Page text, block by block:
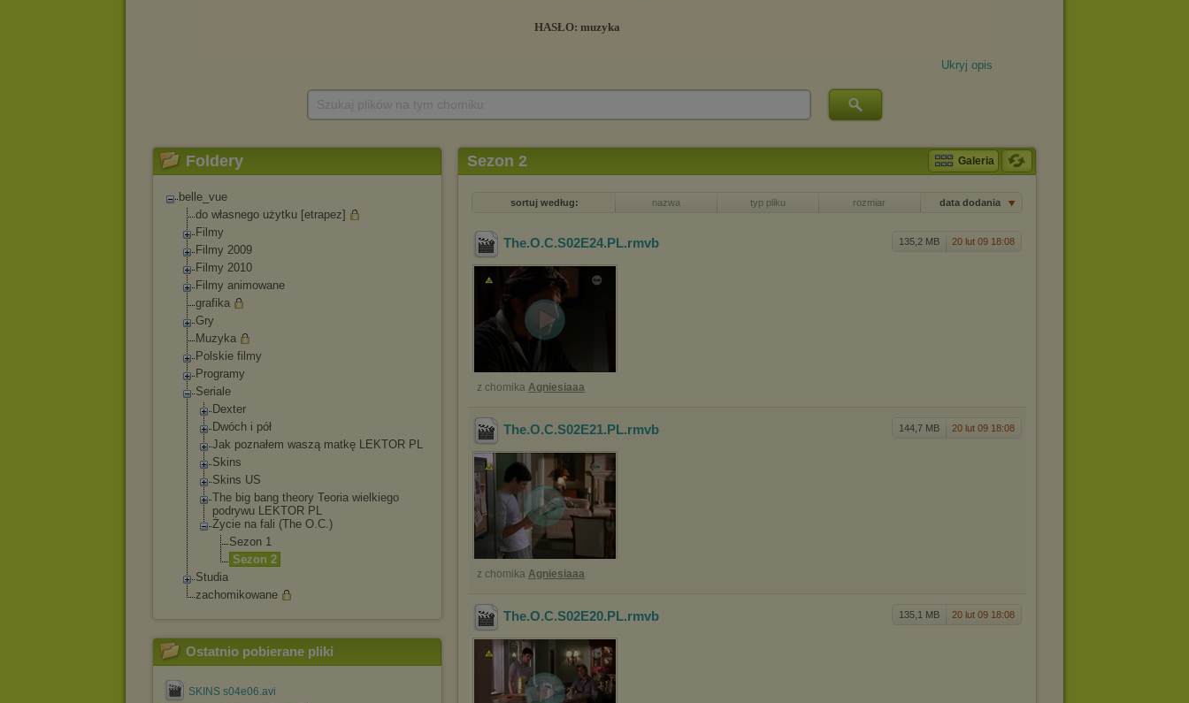
Ukryj opis
Foldery
belle_vue
do własnego użytku [etrapez]
Filmy
Filmy 2009
Filmy 2010
Filmy animowane
grafika
Gry
Muzyka
Polskie filmy
Programy
Seriale
Dexter
Dwóch i pół
Jak poznałem waszą matkę LEKTOR PL
Skins
Skins US
The big bang theory Teoria wielkiego
podrywu LEKTOR PL
Życie na fali (The O.C.)
Sezon 1
Sezon 2
Studia
zachomikowane
Ostatnio pobierane pliki
SKINS s04e06.avi
Sezon 2 Galeria
sortuj według: nazwa typ pliku rozmiar data dodania
135,2 MB 20 lut 09 18:08
The.O.C.S02E24.PL.rmvb
z chomika Agniesiaaa
144,7 MB 20 lut 09 18:08
The.O.C.S02E21.PL.rmvb
z chomika Agniesiaaa
135,1 MB 20 lut 09 18:08
The.O.C.S02E20.PL.rmvb